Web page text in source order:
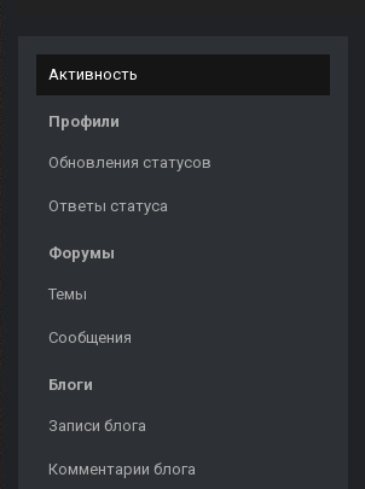
Активность
Профили
Обновления статусов
Ответы статуса
Форумы
Темы
Сообщения
Блоги
Записи блога
Комментарии блога